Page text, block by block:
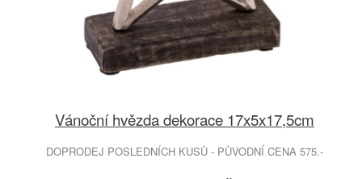
Vánoční hvězda dekorace 17x5x17,5cm
DOPRODEJ POSLEDNÍCH KUSŮ - PŮVODNÍ CENA 575.-